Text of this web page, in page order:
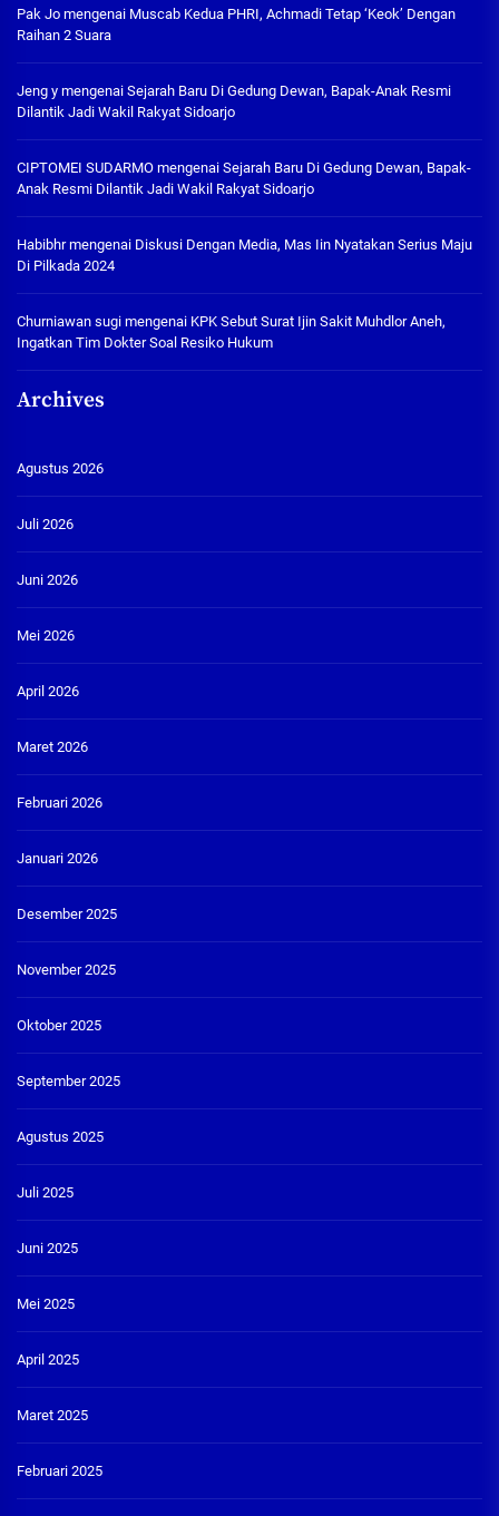
Pak Jo mengenai Muscab Kedua PHRI, Achmadi Tetap ‘Keok’ Dengan
Raihan 2 Suara
Jeng y mengenai Sejarah Baru Di Gedung Dewan, Bapak-Anak Resmi
Dilantik Jadi Wakil Rakyat Sidoarjo
CIPTOMEI SUDARMO mengenai Sejarah Baru Di Gedung Dewan, Bapak-
Anak Resmi Dilantik Jadi Wakil Rakyat Sidoarjo
Habibhrmengenai Diskusi Dengan Media, Mas Iin Nyatakan Serius Maju
Di Pilkada 2024
Churniawan sugi mengenai KPK Sebut Surat Ijin Sakit Muhdlor Aneh,
Ingatkan Tim Dokter Soal Resiko Hukum
Archives
Agustus 2026
Juli 2026
Juni 2026
Mei 2026
April 2026
Maret 2026
Februari 2026
Januari 2026
Desember 2025
November 2025
Oktober 2025
September 2025
Agustus 2025
Juli 2025
Juni 2025
Mei 2025
April 2025
Maret 2025
Februari 2025